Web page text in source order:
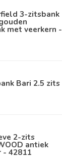
3-zitsbank
met veerkern -
Bari 2.5 zits
2-zits
antiek
- 42811